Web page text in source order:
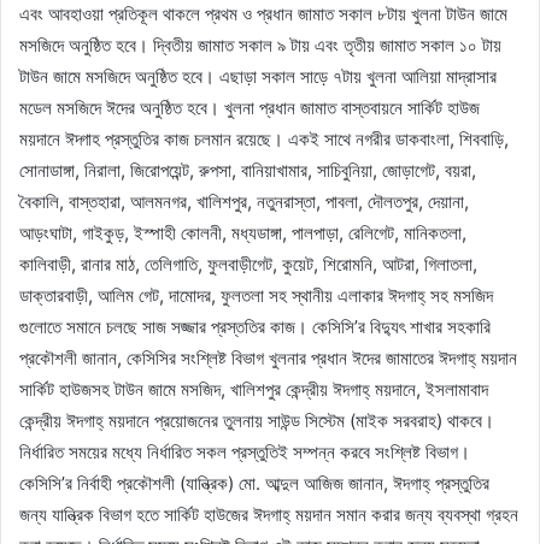
এবং আবহাওয়া প্রতিকূল থাকলে প্রথম ও প্রধান জামাত সকাল ৮টায় খুলনা টাউন জামে
মসজিদে অনুষ্ঠিত হবে। দ্বিতীয় জামাত সকাল ৯ টায় এবং তৃতীয় জামাত সকাল ১০ টায়
টাউন জামে মসজিদে অনুষ্ঠিত হবে। এছাড়া সকাল সাড়ে ৭টায় খুলনা আলিয়া মাদ্রাসার
মডেল মসজিদে ঈদের অনুষ্ঠিত হবে। খুলনা প্রধান জামাত বাস্তবায়নে সার্কিট হাউজ
ময়দানে ঈদ্গাহ প্রস্তুতির কাজ চলমান রয়েছে। একই সাথে নগরীর ডাকবাংলা, শিববাড়ি,
সোনাডাঙ্গা, নিরালা, জিরোপয়েন্ট, রুপসা, বানিয়াখামার, সাচিবুনিয়া, জোড়াগেট, বয়রা,
বৈকালি, বাস্তহারা, আলমনগর, খালিশপুর, নতুনরাস্তা, পাবলা, দৌলতপুর, দেয়ানা,
আড়ংঘাটা, গাইকুড়, ইস্পাহী কোলনী, মধ্যডাঙ্গা, পালপাড়া, রেলিগেট, মানিকতলা,
কালিবাড়ী, রানার মাঠ, তেলিগাতি, ফুলবাড়ীগেট, কুয়েট, শিরোমনি, আটরা, গিলাতলা,
ডাক্তারবাড়ী, আলিম গেট, দামোদর, ফুলতলা সহ স্থানীয় এলাকার ঈদগাহ্ সহ মসজিদ
গুলোতে সমানে চলছে সাজ সজ্জার প্রস্ততির কাজ। কেসিসি’র বিদ্যুৎ শাখার সহকারি
প্রকৌশলী জানান, কেসিসির সংশ্লিষ্ট বিভাগ খুলনার প্রধান ঈদের জামাতের ঈদগাহ্ ময়দান
সার্কিট হাউজসহ টাউন জামে মসজিদ, খালিশপুর কেন্দ্রীয় ঈদগাহ্ ময়দানে, ইসলামাবাদ
কেন্দ্রীয় ঈদগাহ্ ময়দানে প্রয়োজনের তুলনায় সাউন্ড সিস্টেম (মাইক সরবরাহ) থাকবে।
নির্ধারিত সময়ের মধ্যে নির্ধারিত সকল প্রস্তুতিই সম্পন্ন করবে সংশ্লিষ্ট বিভাগ।
কেসিসি’র নির্বাহী প্রকৌশলী (যান্ত্রিক) মো. আব্দুল আজিজ জানান, ঈদগাহ্ প্রস্তুতির
জন্য যান্ত্রিক বিভাগ হতে সার্কিট হাউজের ঈদগাহ্ ময়দান সমান করার জন্য ব্যবস্থা গ্রহন